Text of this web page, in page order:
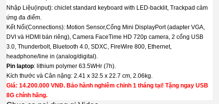
Nhập Liệu(input): chiclet standard keyboard with LED-backlit, Trackpad cảm
ứng đa điểm.
Kết Nối(Connections): Motion Sensor,Cổng Mini DisplayPort (adapter VGA,
DVI và HDMI bán riêng), Camera FaceTime HD 720p camera, 2 cổng USB
3.0, Thunderbolt, Bluetooth 4.0, SDXC, FireWire 800, Ethernet,
headphone/line in (analog/digital).
Pin laptop: lithium polymer 63.5WHr (7h).
Kích thước và Cân nặng: 2.41 x 32.5 x 22.7 cm, 2.06kg.
Giá: 14.200.000 VNĐ. Bảo hành nghiêm chỉnh 1 tháng tại! Tặng ngay USB
8G chính hãng.